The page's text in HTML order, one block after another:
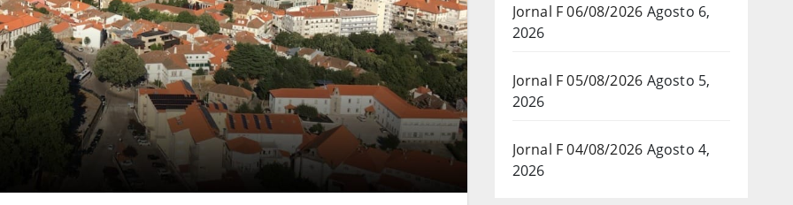
Jornal F 06/08/2026 Agosto 6,
2026
Jornal F 05/08/2026 Agosto 5,
2026
Jornal F 04/08/2026 Agosto 4,
2026